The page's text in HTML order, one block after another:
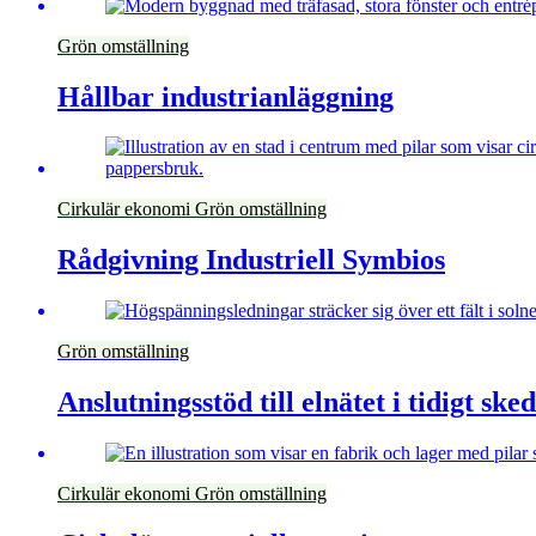
Grön omställning
Hållbar industrianläggning
Cirkulär ekonomi Grön omställning
Rådgivning Industriell Symbios
Grön omställning
Anslutningsstöd till elnätet i tidigt
Cirkulär ekonomi Grön omställning